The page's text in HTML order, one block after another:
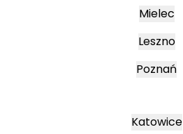
Mielec
Leszno
Poznań
Katowice